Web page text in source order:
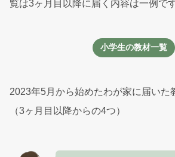
覧は3ヶ月目以降に届く内容は一例です
小学生の教材一覧
2023年5月から始めたわが家に届いた
（3ヶ月目以降からの4つ）